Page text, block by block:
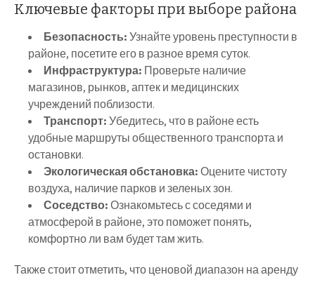
Ключевые факторы при выборе района
Безопасность:Узнайте уровень преступности в
районе, посетите его в разное время суток.
Инфраструктура: Проверьте наличие
магазинов, рынков, аптек и медицинских
учреждений поблизости.
Транспорт:Убедитесь, что в районе есть
удобные маршруты общественного транспорта и
остановки.
Экологическая обстановка:Оцените чистоту
воздуха, наличие парков и зеленых зон.
Соседство:Ознакомьтесь с соседями и
атмосферой в районе, это поможет понять,
комфортно ли вам будет там жить.
Также стоит отметить, что ценовой диапазон на аренду